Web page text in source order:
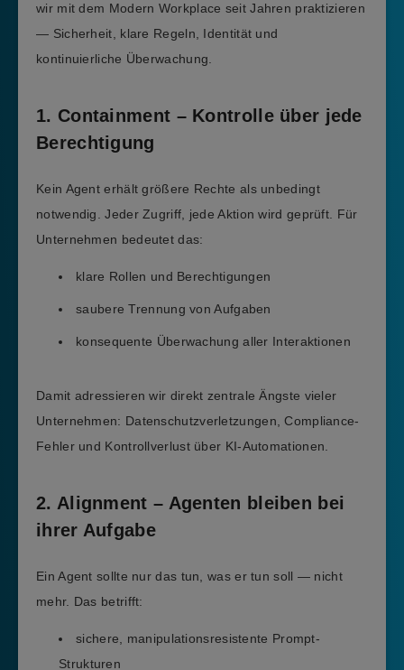
wir mit dem Modern Workplace seit Jahren praktizieren
— Sicherheit, klare Regeln, Identität und
kontinuierliche Überwachung.
1. Containment – Kontrolle über jede
Berechtigung
Kein Agent erhält größere Rechte als unbedingt
notwendig. Jeder Zugriff, jede Aktion wird geprüft. Für
Unternehmen bedeutet das:
klare Rollen und Berechtigungen
saubere Trennung von Aufgaben
konsequente Überwachung aller Interaktionen
Damit adressieren wir direkt zentrale Ängste vieler
Unternehmen: Datenschutzverletzungen, Compliance-
Fehler und Kontrollverlust über KI-Automationen.
2. Alignment – Agenten bleiben bei
ihrer Aufgabe
Ein Agent sollte nur das tun, was er tun soll — nicht
mehr. Das betrifft:
sichere, manipulationsresistente Prompt-
Strukturen